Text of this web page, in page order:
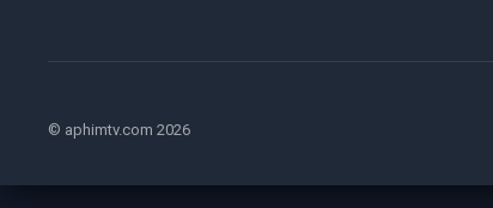
© aphimtv.com 2026